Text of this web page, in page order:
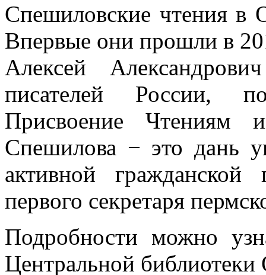
Спешиловские чтения
Впервые они прошли в
Алексей
писателей России,
Присвоение Чтениям
Спешилова − это дань
активной гражданской
первого секретаря
Подробности можно
Центральной библиотеки